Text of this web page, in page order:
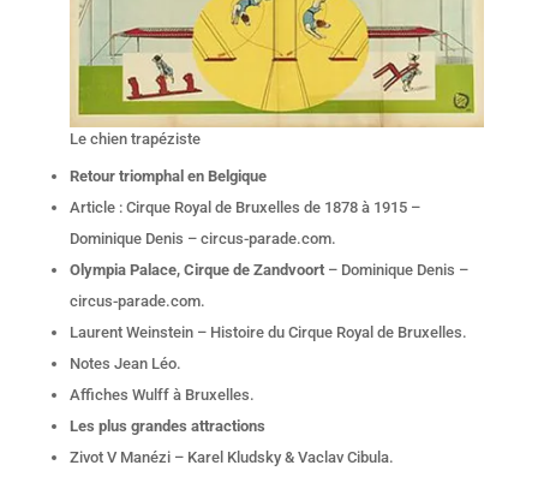
Le chien trapéziste
Retour triomphal en Belgique
Article : Cirque Royal de Bruxelles de 1878 à 1915 –
Dominique Denis – circus-parade.com.
Olympia Palace, Cirque de Zandvoort – Dominique Denis –
circus-parade.com.
Laurent Weinstein – Histoire du Cirque Royal de Bruxelles.
Notes Jean Léo.
Affiches Wulff à Bruxelles.
Les plus grandes attractions
Zivot V Manézi – Karel Kludsky & Vaclav Cibula.